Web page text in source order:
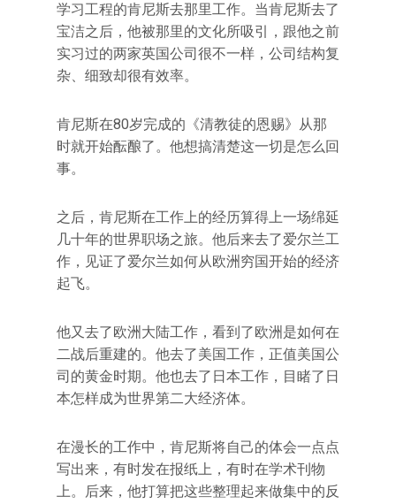
学习工程的肯尼斯去那里工作。当肯尼斯去了
宝洁之后，他被那里的文化所吸引，跟他之前
实习过的两家英国公司很不一样，公司结构复
杂、细致却很有效率。
肯尼斯在80岁完成的《清教徒的恩赐》从那
时就开始酝酿了。他想搞清楚这一切是怎么回
事。
之后，肯尼斯在工作上的经历算得上一场绵延
几十年的世界职场之旅。他后来去了爱尔兰工
作，见证了爱尔兰如何从欧洲穷国开始的经济
起飞。
他又去了欧洲大陆工作，看到了欧洲是如何在
二战后重建的。他去了美国工作，正值美国公
司的黄金时期。他也去了日本工作，目睹了日
本怎样成为世界第二大经济体。
在漫长的工作中，肯尼斯将自己的体会一点点
写出来，有时发在报纸上，有时在学术刊物
上。后来，他打算把这些整理起来做集中的反